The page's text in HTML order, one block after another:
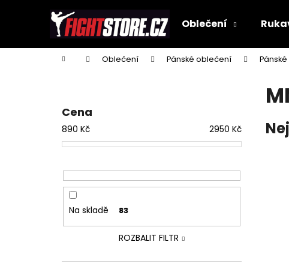
Oblečení
Domů Oblečení Pánské oblečení
Cena
890 Kč 2950 Kč
Na skladě 83
ROZBALIT FILTR
í
Zpět
do
Zpět
do